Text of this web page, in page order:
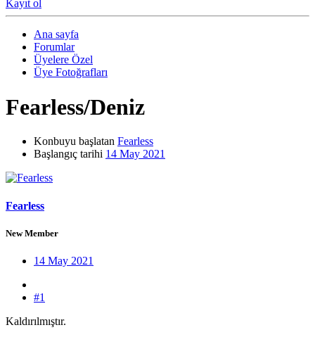
Kayıt ol
Ana sayfa
Forumlar
Üyelere Özel
Üye Fotoğrafları
Fearless/Deniz
Konbuyu başlatan Fearless
Başlangıç tarihi 14 May 2021
Fearless
New Member
14 May 2021
#1
Kaldırılmıştır.